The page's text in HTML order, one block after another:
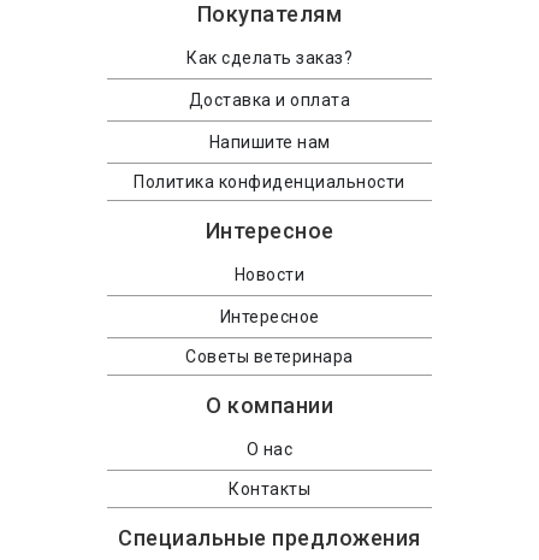
Покупателям
Как сделать заказ?
Доставка и оплата
Напишите нам
Политика конфиденциальности
Интересное
Новости
Интересное
Советы ветеринара
О компании
О нас
Контакты
Специальные предложения